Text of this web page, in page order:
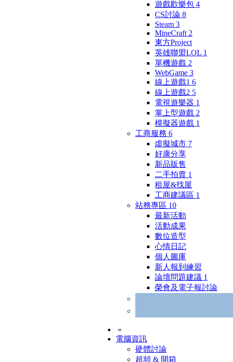
遊戲歡樂包 4
CS討論 8
Steam 3
MineCraft 2
東方Project
英雄聯盟LOL 1
單機遊戲 2
WebGame 3
線上遊戲1 6
線上遊戲2 5
電視遊樂器 1
掌上型遊戲 2
模擬器遊戲 1
工商服務 6
虛擬城市 7
好康分享
新品販售
二手拍賣 1
租屋&找屋
工商建議區 1
站務專區 10
最新活動
活動成果
數位造型
心情日記
個人圖庫
新人報到練習
論壇問題建議 1
榮會及電子報討論
»
電腦資訊
硬體討論
超頻 & 開箱